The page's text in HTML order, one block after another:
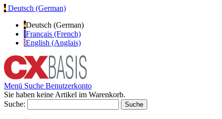
Deutsch (German)
Deutsch (German)
Français (French)
English (Anglais)
Menü Suche Benutzerkonto
Sie haben keine Artikel im Warenkorb.
Suche:
Suche